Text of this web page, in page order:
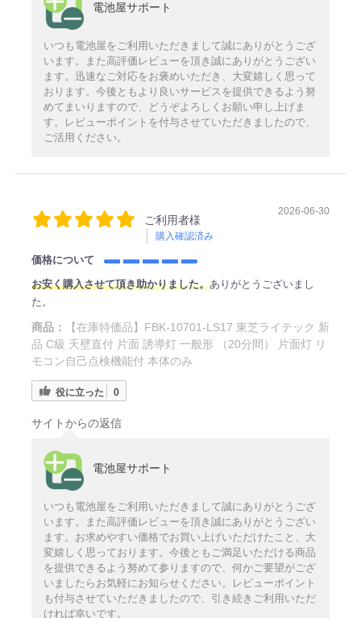
電池屋サポート
いつも電池屋をご利用いただきまして誠にありがとうござ
います。また高評価レビューを頂き誠にありがとうござい
ます。迅速なご対応をお褒めいただき、大変嬉しく思って
おります。今後ともより良いサービスを提供できるよう努
めてまいりますので、どうぞよろしくお願い申し上げま
す。レビューポイントを付与させていただきましたので、
ご活用ください。
ご利用者様
購入確認済み
2026-06-30
価格について
お安く購入させて頂き助かりました。ありがとうございまし
た。
商品：
【在庫特価品】FBK-10701-LS17 東芝ライテック 新
品 C級 天壁直付 片面 誘導灯 一般形 （20分間） 片面灯 リ
モコン自己点検機能付 本体のみ
役に立った 0
サイトからの返信
電池屋サポート
いつも電池屋をご利用いただきまして誠にありがとうござ
います。また高評価レビューを頂き誠にありがとうござい
ます。お求めやすい価格でお買い上げいただけたこと、大
変嬉しく思っております。今後ともご満足いただける商品
を提供できるよう努めて参りますので、何かご要望がござ
いましたらお気軽にお知らせください。レビューポイント
も付与させていただきましたので、引き続きご利用いただ
ければ幸いです。